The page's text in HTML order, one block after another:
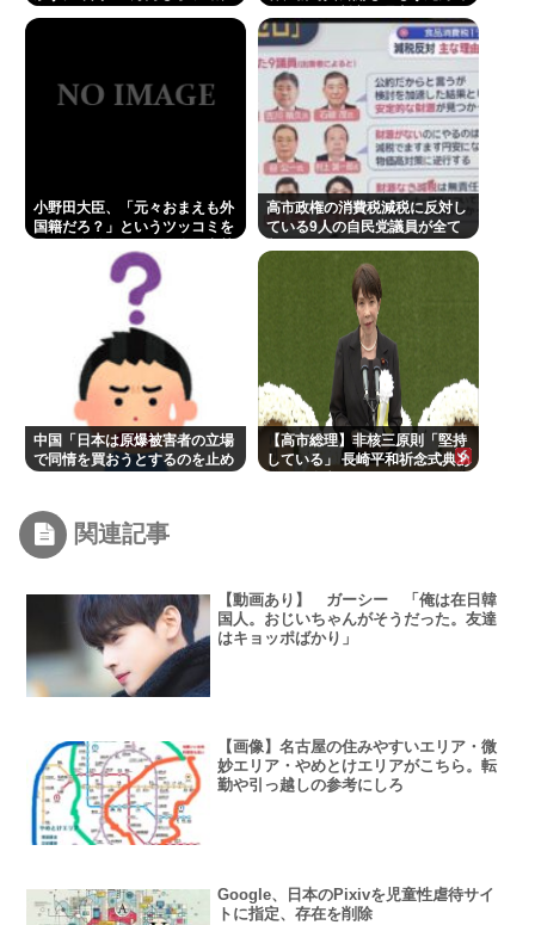
小野田大臣、「元々おまえも外
国籍だろ？」というツッコミを
高市政権の消費税減税に反対し
ている9人の自民党議員が全て
中国「日本は原爆被害者の立場
で同情を買おうとするのを止め
【高市総理】非核三原則「堅持
している」 長崎平和祈念式典あ
関連記事
【動画あり】 ガーシー 「俺は在日韓
国人。おじいちゃんがそうだった。友達
はキョッポばかり」
【画像】名古屋の住みやすいエリア・微
妙エリア・やめとけエリアがこちら。転
勤や引っ越しの参考にしろ
Google、日本のPixivを児童性虐待サイ
トに指定、存在を削除